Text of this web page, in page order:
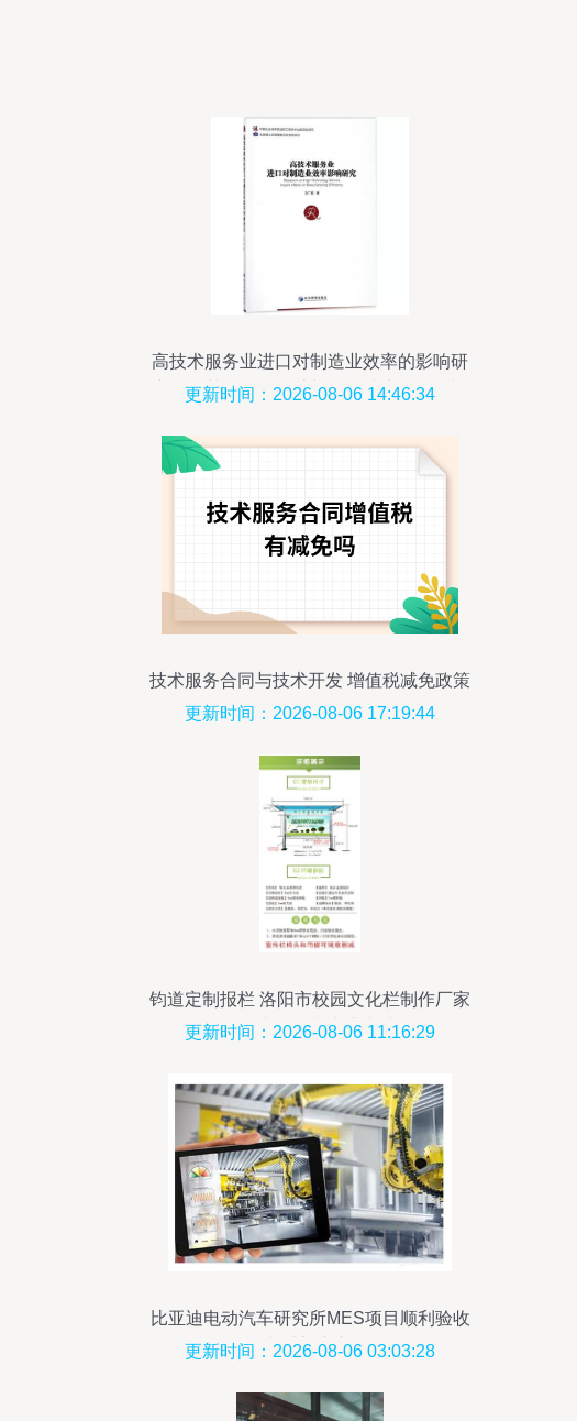
高技术服务业进口对制造业效率的影响研
究——基于研发设计与信息技术开发的视
更新时间：2026-08-06 14:46:34
技术服务合同与技术开发 增值税减免政策
解析
更新时间：2026-08-06 17:19:44
钧道定制报栏 洛阳市校园文化栏制作厂家
的技术服务与专业实践
更新时间：2026-08-06 11:16:29
比亚迪电动汽车研究所MES项目顺利验收
智能制造迈入新阶段
更新时间：2026-08-06 03:03:28